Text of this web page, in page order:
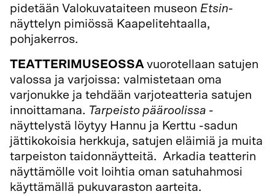
pidetään Valokuvataiteen museon Etsin-
näyttelyn pimiössä Kaapelitehtaalla,
pohjakerros.
TEATTERIMUSEOSSA vuorotellaan satujen
valossa ja varjoissa: valmistetaan oma
varjonukke ja tehdään varjoteatteria satujen
innoittamana. Tarpeisto pääroolissa -
näyttelystä löytyy Hannu ja Kerttu -sadun
jättikokoisia herkkuja, satujen eläimiä ja muita
tarpeiston taidonnäytteitä. Arkadia teatterin
näyttämölle voit loihtia oman satuhahmosi
käyttämällä pukuvaraston aarteita.